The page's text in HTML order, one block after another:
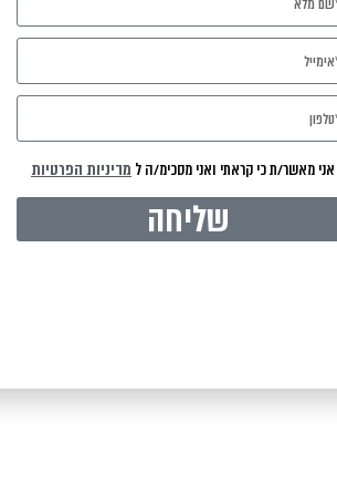
שלנו בהתאמה
אישית
אני מאשר/ת כי קראתי ואני מסכימ/ה ל מדיניות הפרטיות
שליחה